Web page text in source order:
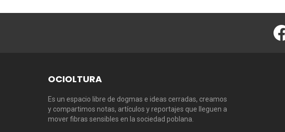
OCIOLTURA
Es un espacio libre de dogmas e ideas cerradas, creamos
y compartimos notas, artículos y reportajes que lleguen a
mover fibras sensibles en la sociedad poblana.